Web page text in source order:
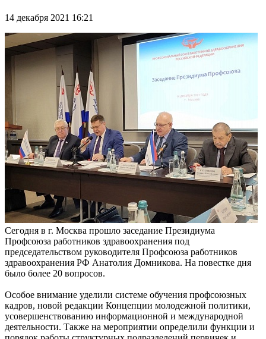
14 декабря 2021 16:21
Сегодня в г. Москва прошло заседание Президиума
Профсоюза работников здравоохранения под
председательством руководителя Профсоюза работников
здравоохранения РФ Анатолия Домникова. На повестке дня
было более 20 вопросов.
Особое внимание уделили системе обучения профсоюзных
кадров, новой редакции Концепции молодежной политики,
усовершенствованию информационной и международной
деятельности. Также на мероприятии определили функции и